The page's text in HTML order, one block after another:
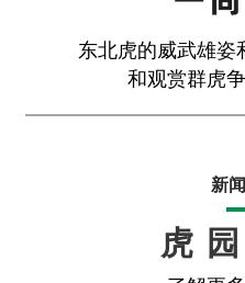
东北虎的威武雄姿
和观赏群虎
新
虎